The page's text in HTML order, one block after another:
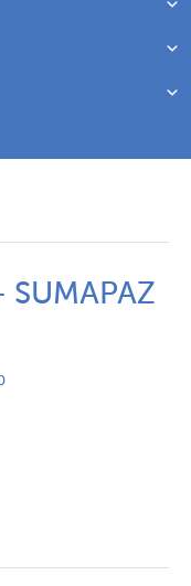
SUMAPAZ